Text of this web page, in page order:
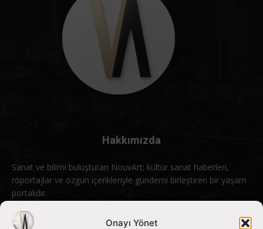
Onayı Yönet
Hakkımızda
Sanat ve bilimi buluşturan NouvArt; kültür sanat haberleri,
röportajlar ve özgün içerikleriyle gündemi birleştiren bir yaşam
portalıdır.
Bizimle iletişime geçin: info@nouvart.net